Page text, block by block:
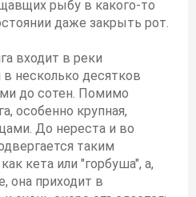
рыбу в какого-то
даже закрыть рот.
входит в реки
несколько десятков
до сотен. Помимо
особенно крупная,
До нереста и во
таким
кета или "горбуша", а,
она приходит в